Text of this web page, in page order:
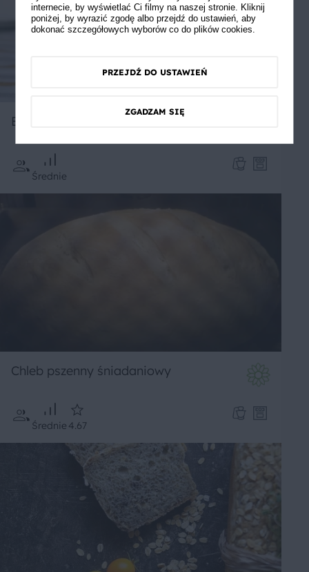
Bułki z czarnym węglem
Średnie
Chleb pszenny śniadaniowy
Średnie 4.67
internecie, by wyświetlać Ci filmy na naszej stronie. Kliknij
poniżej, by wyrazić zgodę albo przejdź do ustawień, aby
dokonać szczegółowych wyborów co do plików cookies.
PRZEJDŹ DO USTAWIEŃ
ZGADZAM SIĘ